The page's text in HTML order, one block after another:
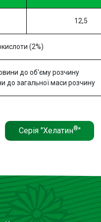
12,5
(2%)
до об'єму розчину
до загальної маси розчину
Серія "Хелатин®"